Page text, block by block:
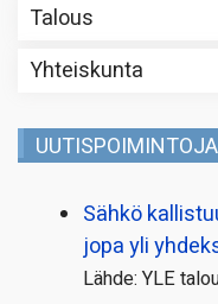
Talous
Yhteiskunta
UUTISPOIMINTOJA
Sähkö
jopa yli
Lähde: YLE